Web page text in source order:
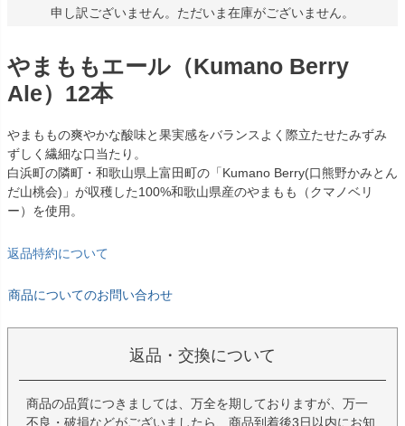
申し訳ございません。ただいま在庫がございません。
やまももエール（Kumano Berry
Ale）12本
やまももの爽やかな酸味と果実感をバランスよく際立たせたみずみ
ずしく繊細な口当たり。
白浜町の隣町・和歌山県上富田町の「Kumano Berry(口熊野かみとん
だ山桃会)」が収穫した100%和歌山県産のやまもも（クマノベリ
ー）を使用。
返品特約について
商品についてのお問い合わせ
返品・交換について
商品の品質につきましては、万全を期しておりますが、万一
不良・破損などがございましたら、商品到着後3日以内にお知